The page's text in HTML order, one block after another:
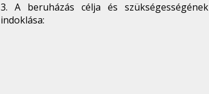
3. A beruházás célja és szükségességének
indoklása: